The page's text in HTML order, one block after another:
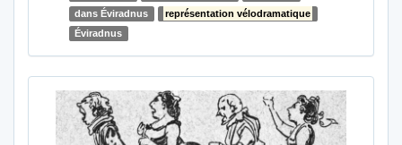
dans Éviradnus
représentation vélodramatique
Éviradnus